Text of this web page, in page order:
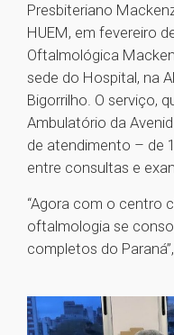
Presbiteriano
HUEM, em fevereiro
Oftalmológica
sede do Hospital, na
Bigorrilho. O serviço,
Ambulatório da
de atendimento – de
entre consultas e
“Agora com o centro
oftalmologia se
completos do